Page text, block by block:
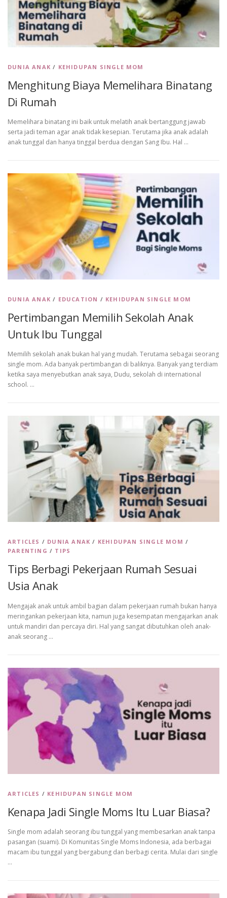
DUNIA ANAK / KEHIDUPAN SINGLE MOM
Menghitung Biaya Memelihara Binatang
Di Rumah
Memelihara binatang ini baik untuk melatih anak bertanggung jawab
serta jadi teman agar anak tidak kesepian. Terutama jika anak adalah
anak tunggal dan hanya tinggal berdua dengan Sang Ibu. Hal …
DUNIA ANAK / EDUCATION / KEHIDUPAN SINGLE MOM
Pertimbangan Memilih Sekolah Anak
Untuk Ibu Tunggal
Memilih sekolah anak bukan hal yang mudah. Terutama sebagai seorang
single mom. Ada banyak pertimbangan di baliknya. Banyak yang terdiam
ketika saya menyebutkan anak saya, Dudu, sekolah di international
school. …
ARTICLES / DUNIA ANAK / KEHIDUPAN SINGLE MOM /
PARENTING / TIPS
Tips Berbagi Pekerjaan Rumah Sesuai
Usia Anak
Mengajak anak untuk ambil bagian dalam pekerjaan rumah bukan hanya
meringankan pekerjaan kita, namun juga kesempatan mengajarkan anak
untuk mandiri dan percaya diri. Hal yang sangat dibutuhkan oleh anak-
anak seorang …
ARTICLES / KEHIDUPAN SINGLE MOM
Kenapa Jadi Single Moms Itu Luar Biasa?
Single mom adalah seorang ibu tunggal yang membesarkan anak tanpa
pasangan (suami). Di Komunitas Single Moms Indonesia, ada berbagai
macam ibu tunggal yang bergabung dan berbagi cerita. Mulai dari single
…